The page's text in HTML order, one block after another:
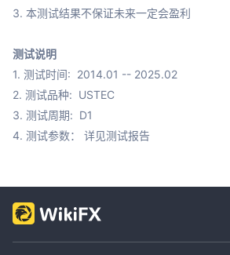
3. 本测试结果不保证未来一定会盈利
测试说明
1. 测试时间:  2014.01 -- 2025.02
2. 测试品种:  USTEC
3. 测试周期:  D1
4. 测试参数： 详见测试报告